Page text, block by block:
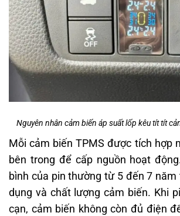
Nguyên nhân cảm biến áp suất lốp kêu tít tít
Mỗi cảm biến TPMS được tích hợp
bên trong để cấp nguồn hoạt
bình của pin thường từ 5 đến 7
dụng và chất lượng cảm biến. Khi
cạn, cảm biến không còn đủ điện